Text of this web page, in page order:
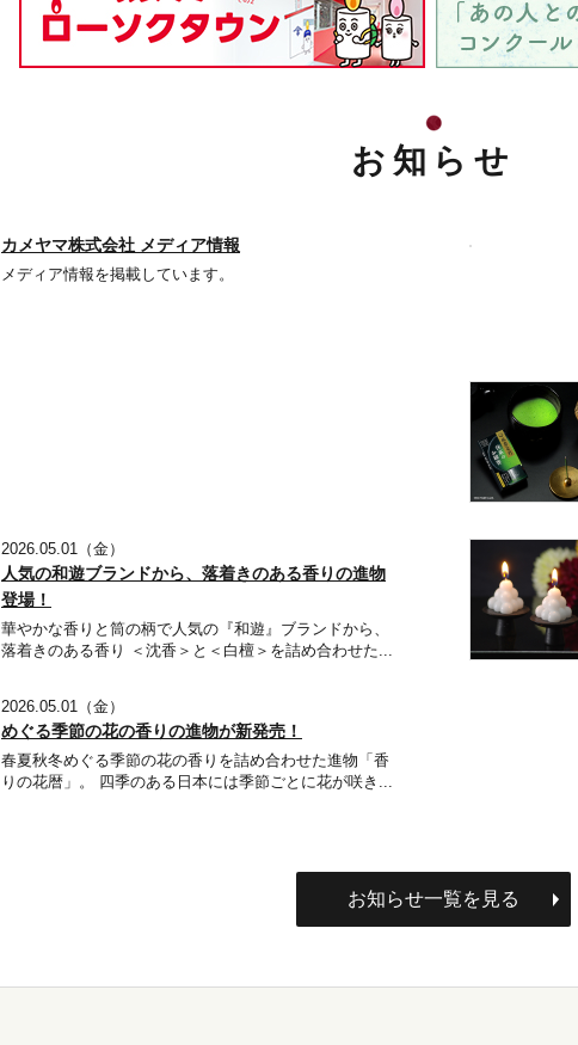
お知らせ
カメヤマ株式会社 メディア情報
メディア情報を掲載しています。
2026.05.01（金）
人気の和遊ブランドから、落着きのある香りの進物
登場！
華やかな香りと筒の柄で人気の『和遊』ブランドから、
落着きのある香り ＜沈香＞と＜白檀＞を詰め合わせた...
2026.05.01（金）
めぐる季節の花の香りの進物が新発売！
春夏秋冬めぐる季節の花の香りを詰め合わせた進物「香
りの花暦」。 四季のある日本には季節ごとに花が咲き...
お知らせ一覧を見る